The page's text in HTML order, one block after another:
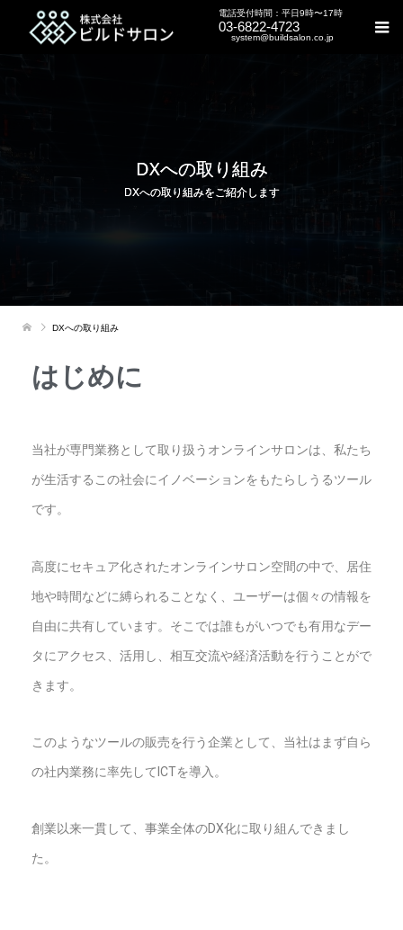
電話受付時間：平日9時〜17時
03-6822-4723
system@buildsalon.co.jp
DXへの取り組み
DXへの取り組みをご紹介します
DXへの取り組み
はじめに
当社が専門業務として取り扱うオンラインサロンは、私たち
が生活するこの社会にイノベーションをもたらしうるツール
です。
高度にセキュア化されたオンラインサロン空間の中で、居住
地や時間などに縛られることなく、ユーザーは個々の情報を
自由に共有しています。そこでは誰もがいつでも有用なデー
タにアクセス、活用し、相互交流や経済活動を行うことがで
きます。
このようなツールの販売を行う企業として、当社はまず自ら
の社内業務に率先してICTを導入。
創業以来一貫して、事業全体のDX化に取り組んできまし
た。